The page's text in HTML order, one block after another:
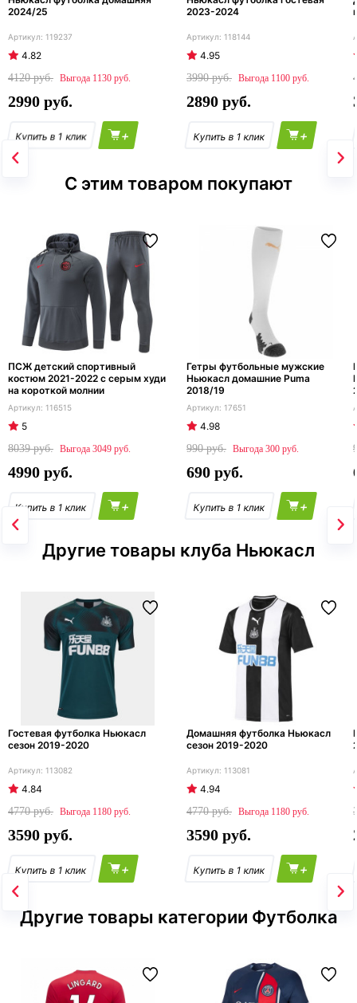
2024/25
119237
4.82
4120
1130
2990
+
2023-2024
118144
4.95
3990
1100
2890
+
С этим товаром покупают
ПСЖ детский спортивный
костюм 2021-2022 с серым худи
на короткой молнии
116515
5
8039
3049
4990
+
Гетры футбольные мужские
Ньюкасл домашние Puma
2018/19
17651
4.98
990
300
690
+
Другие товары клуба Ньюкасл
Гостевая футболка Ньюкасл
сезон 2019-2020
113082
4.84
4770
1180
3590
+
Домашняя футболка Ньюкасл
сезон 2019-2020
113081
4.94
4770
1180
3590
+
Другие товары категории Футболка